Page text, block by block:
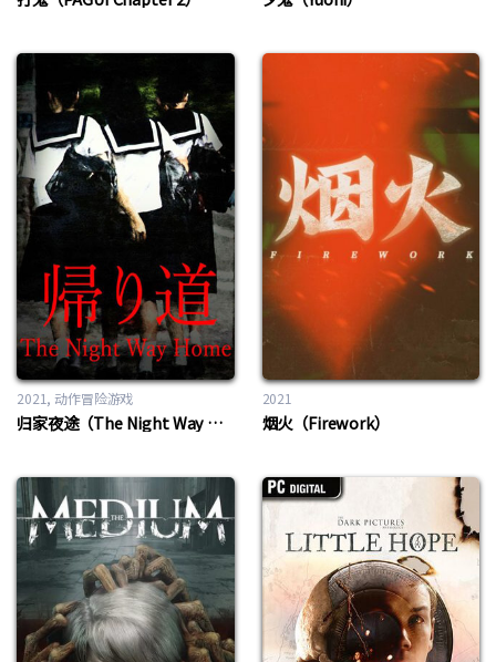
2021 动作冒险游戏
归家夜途（The Night Way Home | 帰り道）
2021
烟火（Firework）